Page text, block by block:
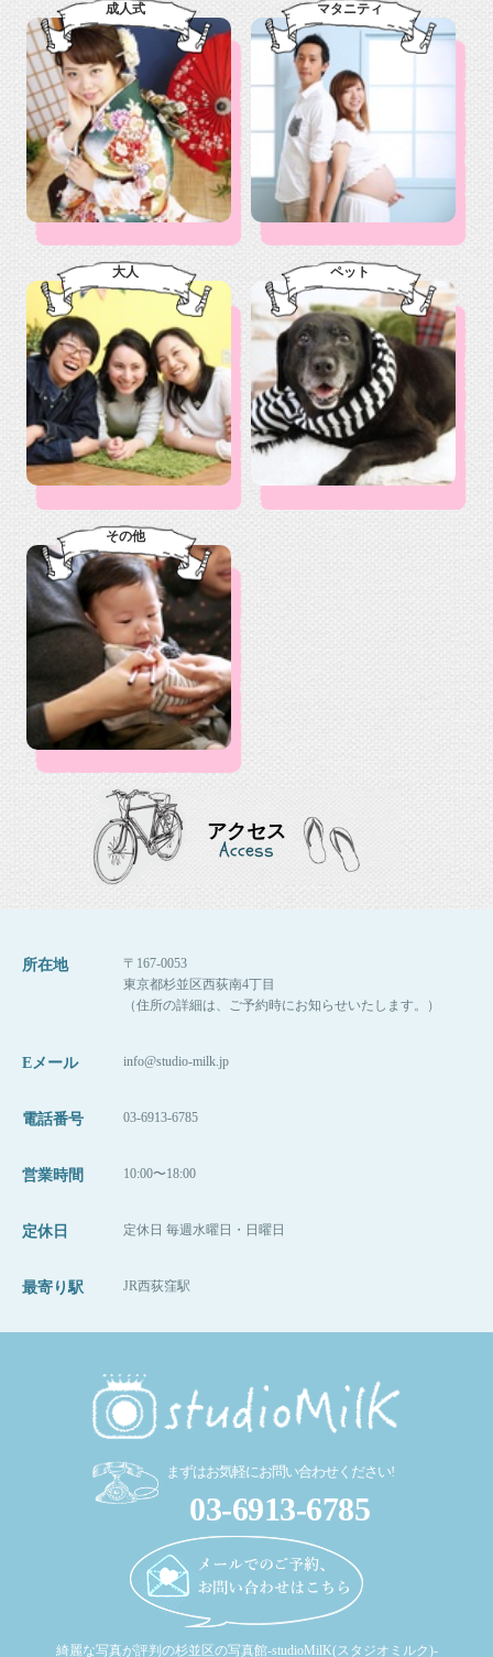
成人式 マタニティ
大人 ペット
その他
アクセス
Access
所在地
〒167-0053
東京都杉並区西荻南4丁目
（住所の詳細は、ご予約時にお知らせいたします。）
Eメール info@studio-milk.jp
電話番号 03-6913-6785
営業時間 10:00〜18:00
定休日 定休日 毎週水曜日・日曜日
最寄り駅 JR西荻窪駅
まずはお気軽にお問い合わせください!
03-6913-6785
綺麗な写真が評判の杉並区の写真館-studioMilK(スタジオミルク)-